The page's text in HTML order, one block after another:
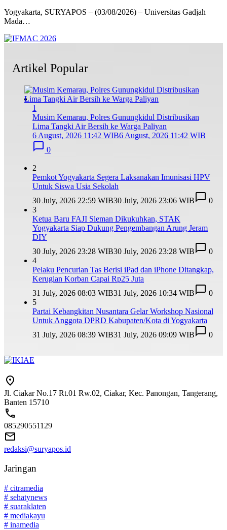
Yogyakarta, SURYAPOS – (03/08/2026) – Universitas Gadjah
Mada…
Artikel Popular
1
Musim Kemarau, Polres Gunungkidul Distribusikan
Lima Tangki Air Bersih ke Warga Paliyan
6 August, 2026 11:42 WIB6 August, 2026 11:42 WIB
0
2
Pemkot Yogyakarta Segera Laksanakan Imunisasi HPV
Untuk Siswa Usia Sekolah
30 July, 2026 22:59 WIB30 July, 2026 23:06 WIB
0
3
Ketua Baru FAJI Sleman Dikukuhkan, STAK
Yogyakarta Siap Dukung Pengembangan Arung Jeram
DIY
30 July, 2026 23:28 WIB30 July, 2026 23:28 WIB
0
4
Pelaku Pencurian Tas Berisi iPad dan iPhone Ditangkap,
Kerugian Korban Capai Rp25 Juta
31 July, 2026 08:03 WIB31 July, 2026 10:34 WIB
0
5
Partai Kebangkitan Nusantara Gelar Workshop Nasional
Untuk Anggota DPRD Kabupaten/Kota di Yogyakarta
31 July, 2026 08:39 WIB31 July, 2026 09:09 WIB 0
Jl. Ciakar No.17 Rt.01 Rw.02, Ciakar, Kec. Panongan, Tangerang,
Banten 15710
085290551129
redaksi@suryapos.id
Jaringan
# citramedia
# sehatynews
# suaraklaten
# mediakayu
# inamedia